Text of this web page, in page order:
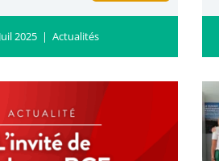
2025 | Actualités